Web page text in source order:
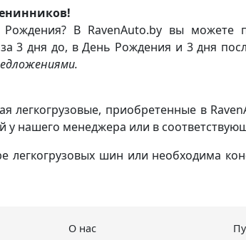
В RavenAuto.by вы
3 дня до, в День Рождения и 3 дня
приобретенные в
у нашего менеджера или в
шин или необходима
О нас